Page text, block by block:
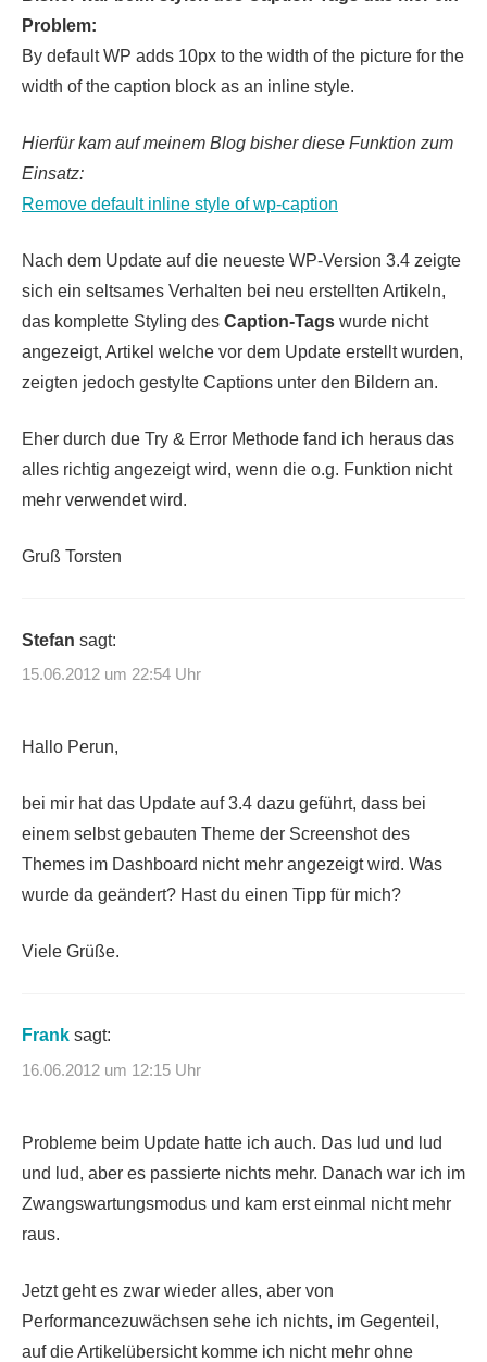
Problem:
By default WP adds 10px to the width of the picture for the
width of the caption block as an inline style.
Hierfür kam auf meinem Blog bisher diese Funktion zum
Einsatz:
Remove default inline style of wp-caption
Nach dem Update auf die neueste WP-Version 3.4 zeigte
sich ein seltsames Verhalten bei neu erstellten Artikeln,
das komplette Styling des Caption-Tags wurde nicht
angezeigt, Artikel welche vor dem Update erstellt wurden,
zeigten jedoch gestylte Captions unter den Bildern an.
Eher durch due Try & Error Methode fand ich heraus das
alles richtig angezeigt wird, wenn die o.g. Funktion nicht
mehr verwendet wird.
Gruß Torsten
Stefan sagt:
15.06.2012 um 22:54 Uhr
Hallo Perun,
bei mir hat das Update auf 3.4 dazu geführt, dass bei
einem selbst gebauten Theme der Screenshot des
Themes im Dashboard nicht mehr angezeigt wird. Was
wurde da geändert? Hast du einen Tipp für mich?
Viele Grüße.
Frank sagt:
16.06.2012 um 12:15 Uhr
Probleme beim Update hatte ich auch. Das lud und lud
und lud, aber es passierte nichts mehr. Danach war ich im
Zwangswartungsmodus und kam erst einmal nicht mehr
raus.
Jetzt geht es zwar wieder alles, aber von
Performancezuwächsen sehe ich nichts, im Gegenteil,
auf die Artikelübersicht komme ich nicht mehr ohne